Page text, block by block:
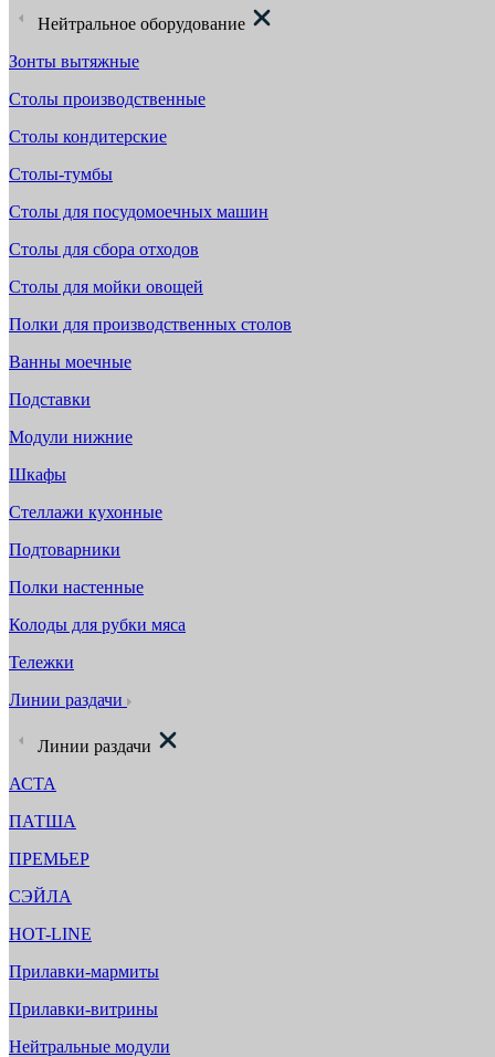
Нейтральное оборудование
Зонты вытяжные
Столы производственные
Столы кондитерские
Столы-тумбы
Столы для посудомоечных машин
Столы для сбора отходов
Столы для мойки овощей
Полки для производственных столов
Ванны моечные
Подставки
Модули нижние
Шкафы
Стеллажи кухонные
Подтоварники
Полки настенные
Колоды для рубки мяса
Тележки
Линии раздачи
Линии раздачи
АСТА
ПАТША
ПРЕМЬЕР
СЭЙЛА
HOT-LINE
Прилавки-мармиты
Прилавки-витрины
Нейтральные модули